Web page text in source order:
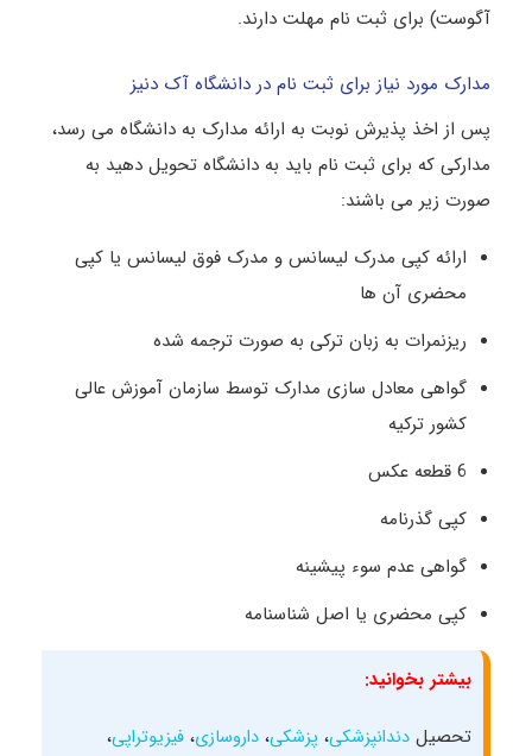
آگوست) برای ثبت نام مهلت دارند.
مدارک مورد نیاز برای ثبت نام در دانشگاه آک دنیز
پس از اخذ پذیرش نوبت به ارائه مدارک به دانشگاه می رسد،
مدارکی که برای ثبت نام باید به دانشگاه تحویل دهید به
صورت زیر می باشند:
ارائه کپی مدرک لیسانس و مدرک فوق لیسانس یا کپی
محضری آن ها
ریزنمرات به زبان ترکی به صورت ترجمه شده
گواهی معادل سازی مدارک توسط سازمان آموزش عالی
کشور ترکیه
6 قطعه عکس
کپی گذرنامه
گواهی عدم سوء پیشینه
کپی محضری یا اصل شناسنامه
بیشتر بخوانید:
تحصیل دندانپزشکی، پزشکی، داروسازی، فیزیوتراپی،